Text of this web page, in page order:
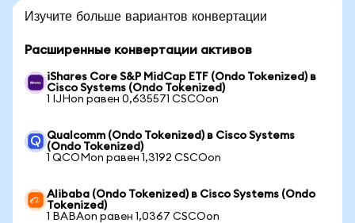
Изучите больше вариантов конвертации
Расширенные конвертации активов
iShares Core S&P MidCap ETF (Ondo Tokenized) в
Cisco Systems (Ondo Tokenized)
1 IJHon равен 0,635571 CSCOon
Qualcomm (Ondo Tokenized) в Cisco Systems
(Ondo Tokenized)
1 QCOMon равен 1,3192 CSCOon
Alibaba (Ondo Tokenized) в Cisco Systems (Ondo
Tokenized)
1 BABAon равен 1,0367 CSCOon